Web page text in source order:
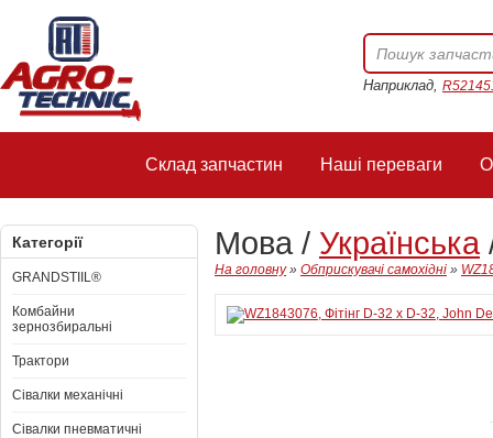
Наприклад,
Склад запчастин Наші переваги
Категорії
GRANDSTIIL®
Комбайни
зернозбиральні
Трактори
Сівалки механічні
Сівалки пневматичні
Мова / Українська
На головну» Обприскувачі самохідні »